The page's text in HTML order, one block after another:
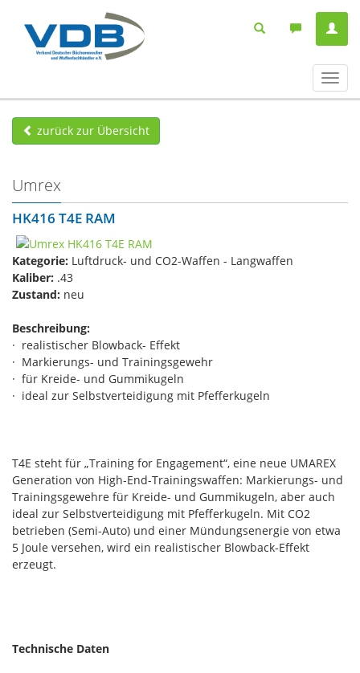
ein-/
zurück zur Übersicht
Umrex
HK416 T4E RAM
Kategorie: Luftdruck- und CO2-Waffen - Langwaffen
Kaliber: .43
Zustand: neu
Beschreibung:
· realistischer Blowback- Effekt
· Markierungs- und Trainingsgewehr
· für Kreide- und Gummikugeln
· ideal zur Selbstverteidigung mit Pfefferkugeln
T4E steht für „Training for Engagement“, eine neue UMAREX
Generation von High-End-Trainingswaffen: Markierungs- und
Trainingsgewehre für Kreide- und Gummikugeln, aber auch
ideal zur Selbstverteidigung mit Pfefferkugeln. Mit CO2
betrieben (Semi-Auto) und einer Mündungsenergie von etwa
5 Joule versehen, wird ein realistischer Blowback-Effekt
erzeugt.
Technische Daten